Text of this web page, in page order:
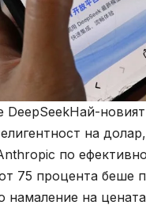
DeepSeekНай-
на
по
75 процента беше
на